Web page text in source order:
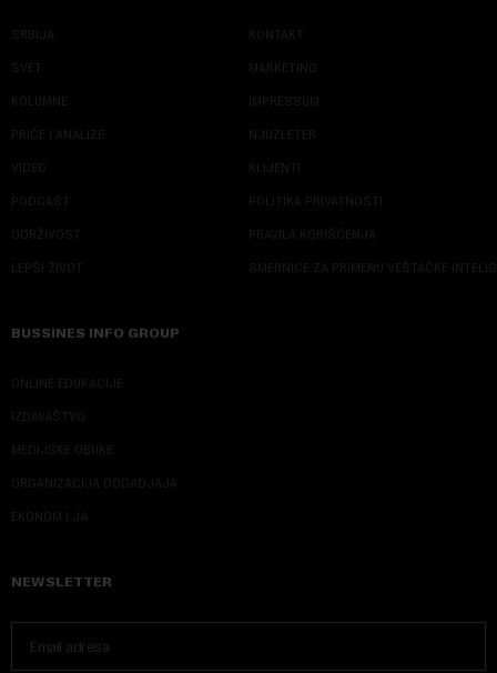
SRBIJA
SVET
KOLUMNE
PRIČE I ANALIZE
VIDEO
PODCAST
ODRŽIVOST
LEPŠI ŽIVOT
KONTAKT
MARKETING
IMPRESSUM
NJUZLETER
KLIJENTI
POLITIKA PRIVATNOSTI
PRAVILA KORIŠĆENJA
SMERNICE ZA PRIMENU VEŠTAČKE
BUSSINES INFO GROUP
ONLINE EDUKACIJE
IZDAVAŠTVO
MEDIJSKE OBUKE
ORGANIZACIJA DOGADJAJA
EKONOM I JA
NEWSLETTER